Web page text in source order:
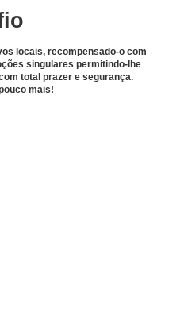
locais, recompensado-o com
singulares permitindo-lhe
total prazer e segurança.
mais!